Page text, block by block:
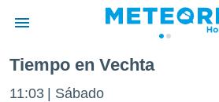
de
Tiempo en Vechta
11:03 Sábado